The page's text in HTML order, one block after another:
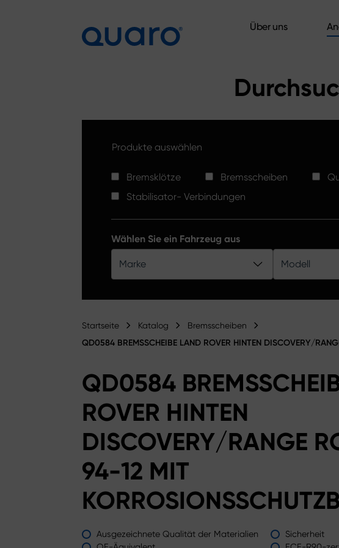
Über uns
Produkte auswählen
Bremsklötze Bremsscheiben
Stabilisator- Verbindungen
Wählen Sie ein Fahrzeug aus
Marke Modell
Startseite Katalog Bremsscheiben
QD0584 BREMSSCHEIBE LAND ROVER HINTEN DISCOVERY/
QD0584
ROVER HINTEN
DISCOVERY/RANGE
94-12 MIT
Ausgezeichnete Qualität der Materialien
Sicherheit